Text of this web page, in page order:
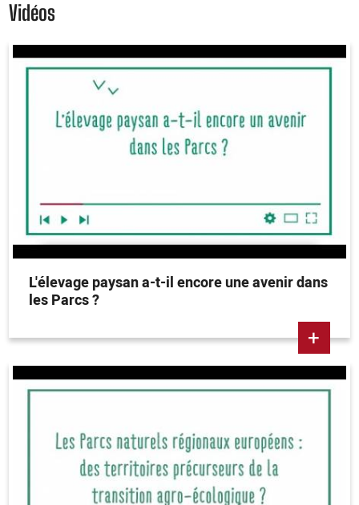
Vidéos
L'élevage paysan a-t-il encore une avenir dans
les Parcs ?
+